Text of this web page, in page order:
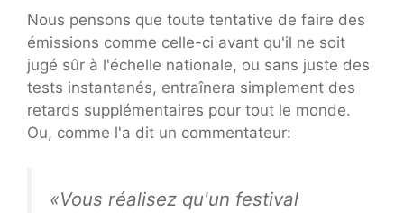
Nous pensons que toute tentative de faire des
émissions comme celle-ci avant qu'il ne soit
jugé sûr à l'échelle nationale, ou sans juste des
tests instantanés, entraînera simplement des
retards supplémentaires pour tout le monde.
Ou, comme l'a dit un commentateur:
«Vous réalisez qu'un festival